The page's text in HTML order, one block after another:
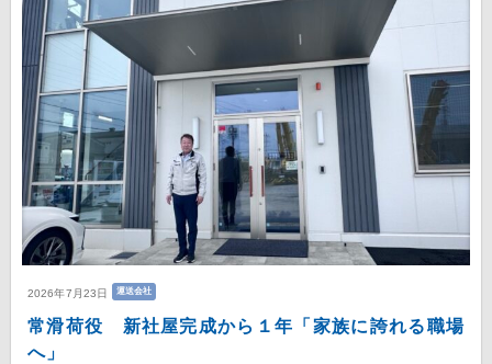
2026年7月23日 運送会社
常滑荷役 新社屋完成から１年「家族に誇れる職場
へ」